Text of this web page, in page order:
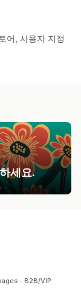
어, 사용자 지정
세요.
- B2B/VIP